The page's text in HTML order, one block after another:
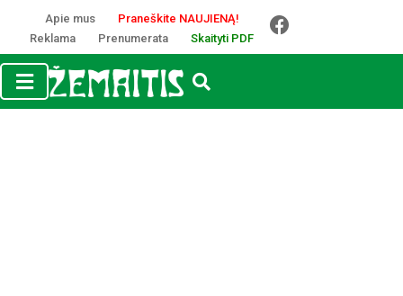
Apie mus
Praneškite NAUJIENĄ!
Reklama
Prenumerata Skaityti PDF